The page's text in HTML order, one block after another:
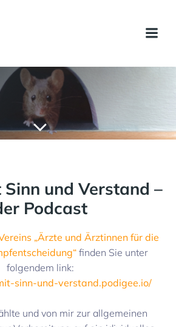
und Verstand –
Podcast
„Ärzte und Ärztinnen für die
finden Sie unter
folgendem link:
sinn-und-verstand.podigee.io/
und von mir zur allgemeinen